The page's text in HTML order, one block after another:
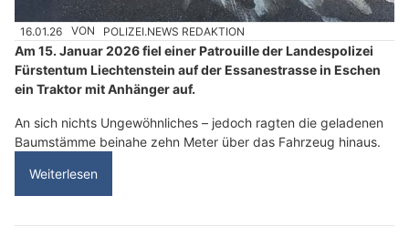
16.01.26 VON POLIZEI.NEWS REDAKTION
Am 15. Januar 2026 fiel einer Patrouille der Landespolizei
Fürstentum Liechtenstein auf der Essanestrasse in Eschen
ein Traktor mit Anhänger auf.
An sich nichts Ungewöhnliches – jedoch ragten die geladenen
Baumstämme beinahe zehn Meter über das Fahrzeug hinaus.
Weiterlesen